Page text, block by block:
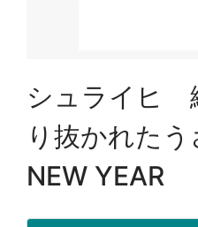
シュライヒ
り抜かれた
NEW YEAR